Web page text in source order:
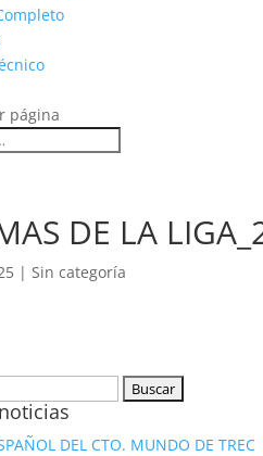
página
DE LA
|Sin categoría
DEL CTO. MUNDO DE TREC